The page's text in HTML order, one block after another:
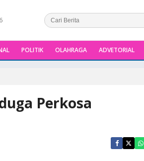
POLITIK OLAHRAGA ADVETORIAL
Perkosa